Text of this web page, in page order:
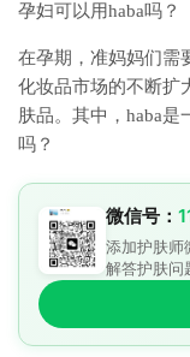
孕妇可以用haba吗？
在孕期，准妈妈们需
化妆品市场的不断扩
肤品。其中，haba是
吗？
微信号：
添加护肤师
解答护肤问